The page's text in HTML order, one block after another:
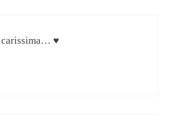
carissima… ♥